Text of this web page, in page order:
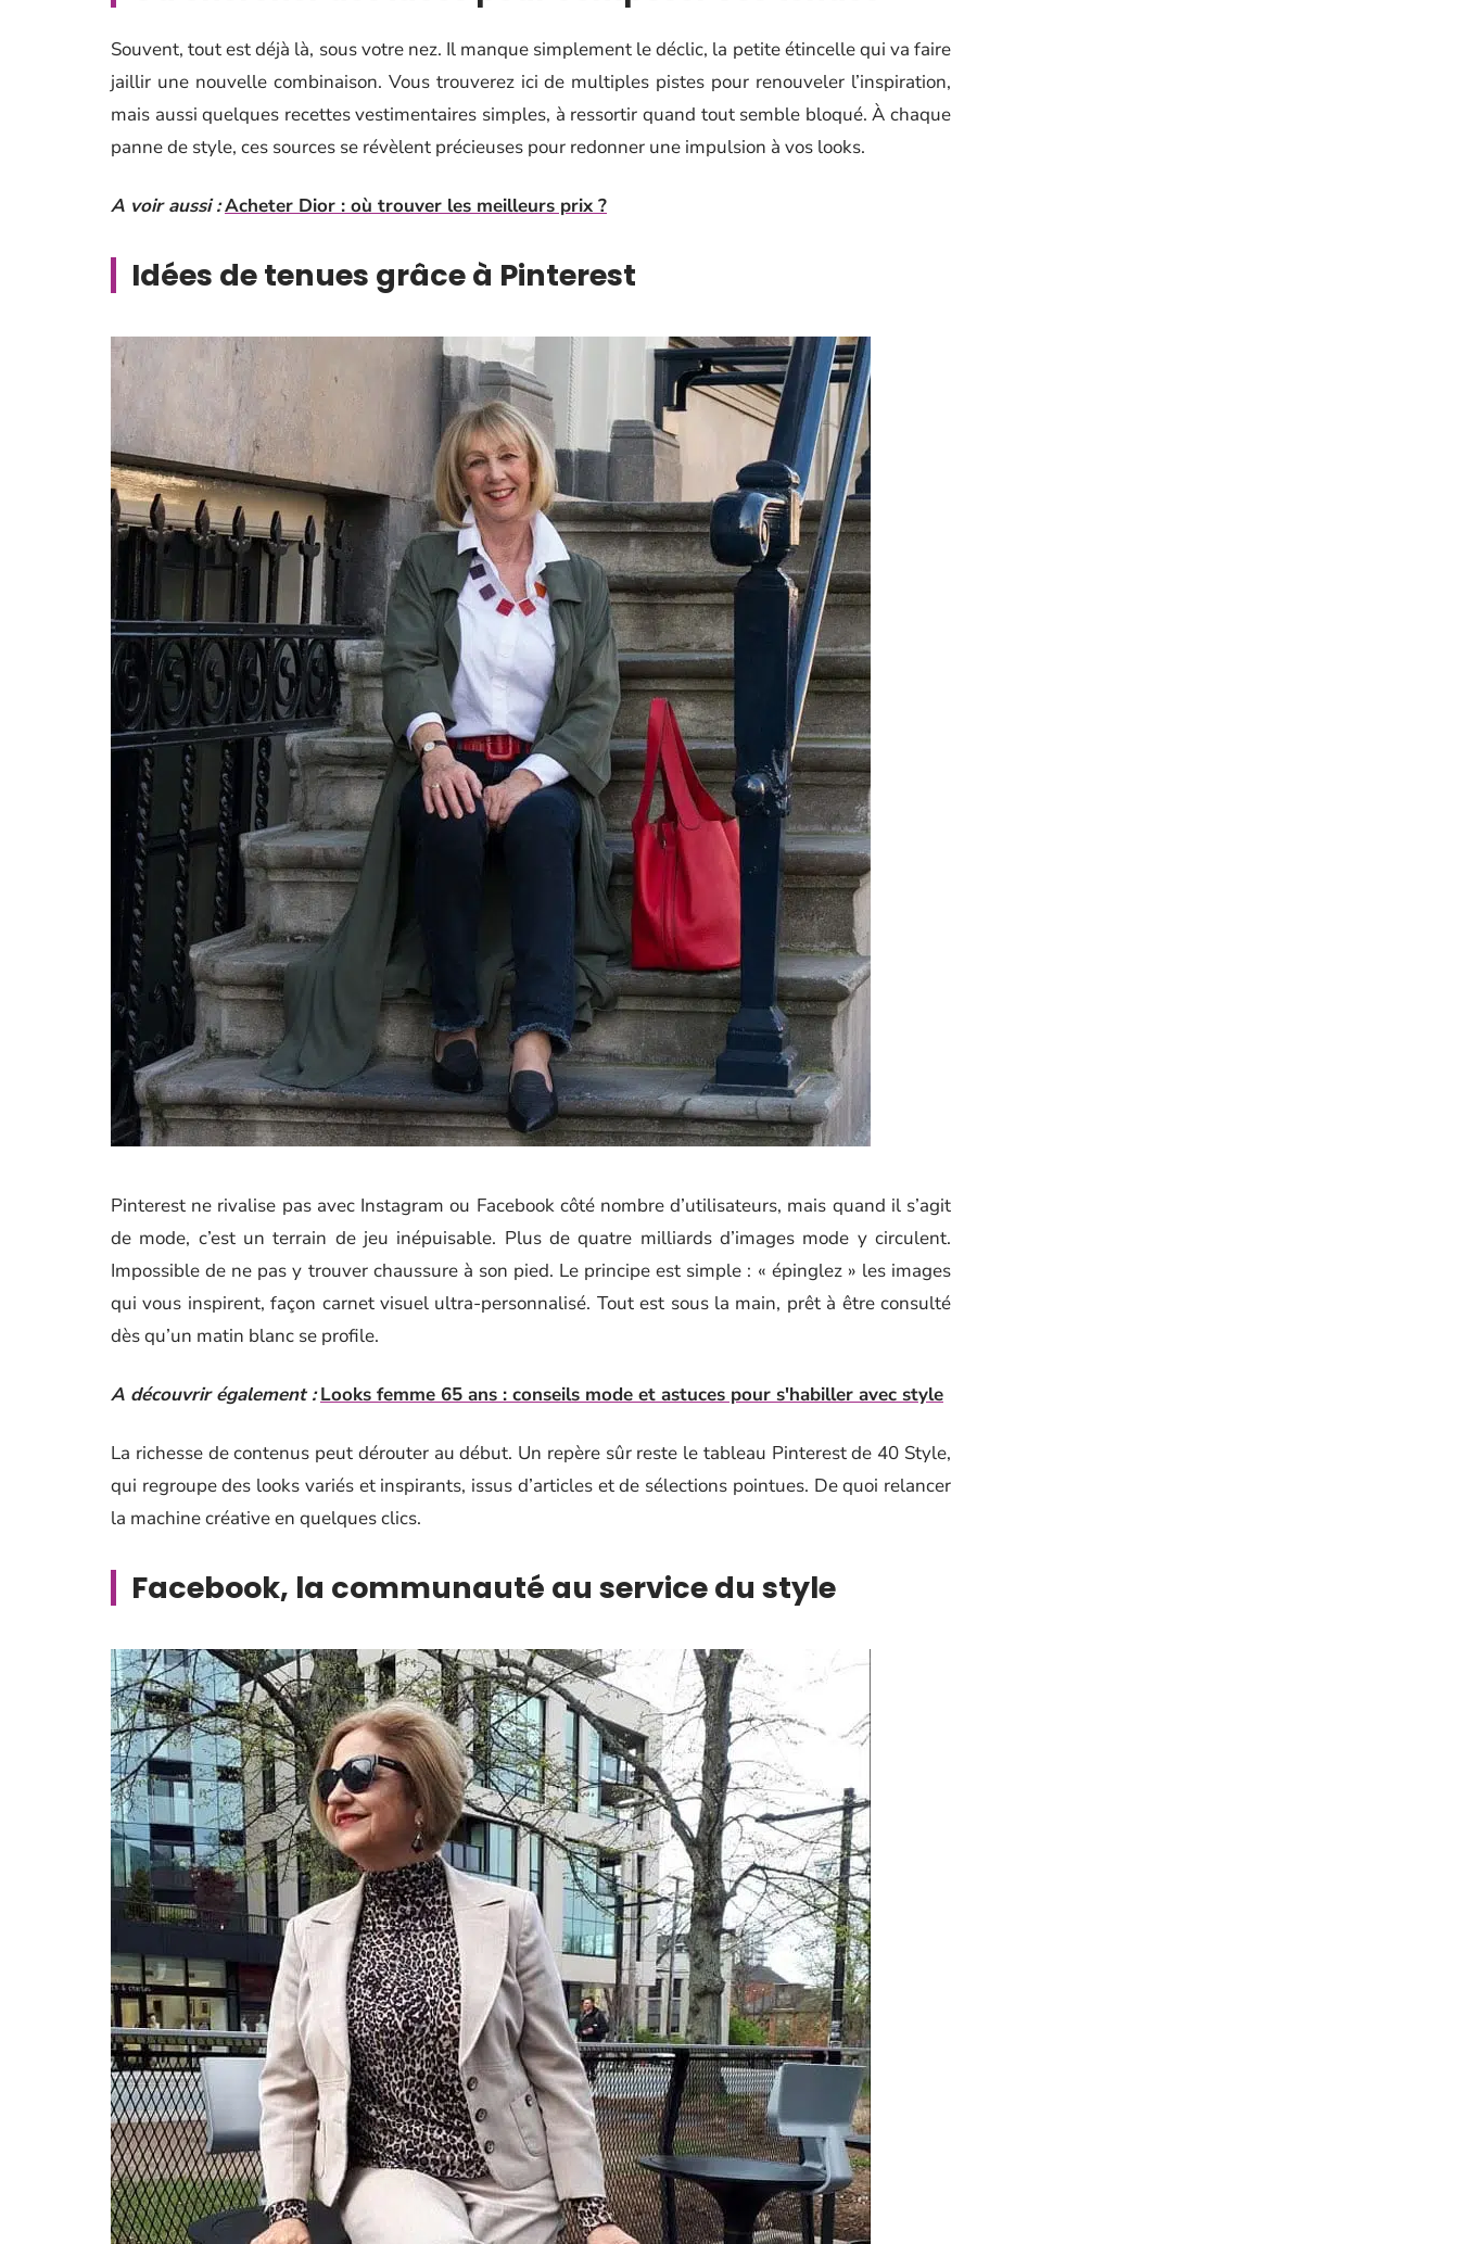
Souvent, tout est déjà là, sous votre nez. Il manque simplement le déclic, la petite étincelle qui va faire
jaillir une nouvelle combinaison. Vous trouverez ici de multiples pistes pour renouveler l’inspiration,
mais aussi quelques recettes vestimentaires simples, à ressortir quand tout semble bloqué. À chaque
panne de style, ces sources se révèlent précieuses pour redonner une impulsion à vos looks.
A voir aussi :Acheter Dior : où trouver les meilleurs prix ?
Idées de tenues grâce à Pinterest
Pinterest ne rivalise pas avec Instagram ou Facebook côté nombre d’utilisateurs, mais quand il s’agit
de mode, c’est un terrain de jeu inépuisable. Plus de quatre milliards d’images mode y circulent.
Impossible de ne pas y trouver chaussure à son pied. Le principe est simple : « épinglez » les images
qui vous inspirent, façon carnet visuel ultra-personnalisé. Tout est sous la main, prêt à être consulté
dès qu’un matin blanc se profile.
A découvrir également : Looks femme 65 ans : conseils mode et astuces pour s'habiller avec style
La richesse de contenus peut dérouter au début. Un repère sûr reste le tableau Pinterest de 40 Style,
qui regroupe des looks variés et inspirants, issus d’articles et de sélections pointues. De quoi relancer
la machine créative en quelques clics.
Facebook, la communauté au service du style